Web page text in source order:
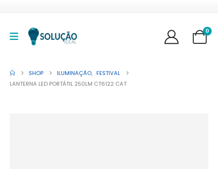
0
SHOP ILUMINAÇÃO, FESTIVAL
LANTERNA LED PORTÁTIL 250LM CT6122 CAT